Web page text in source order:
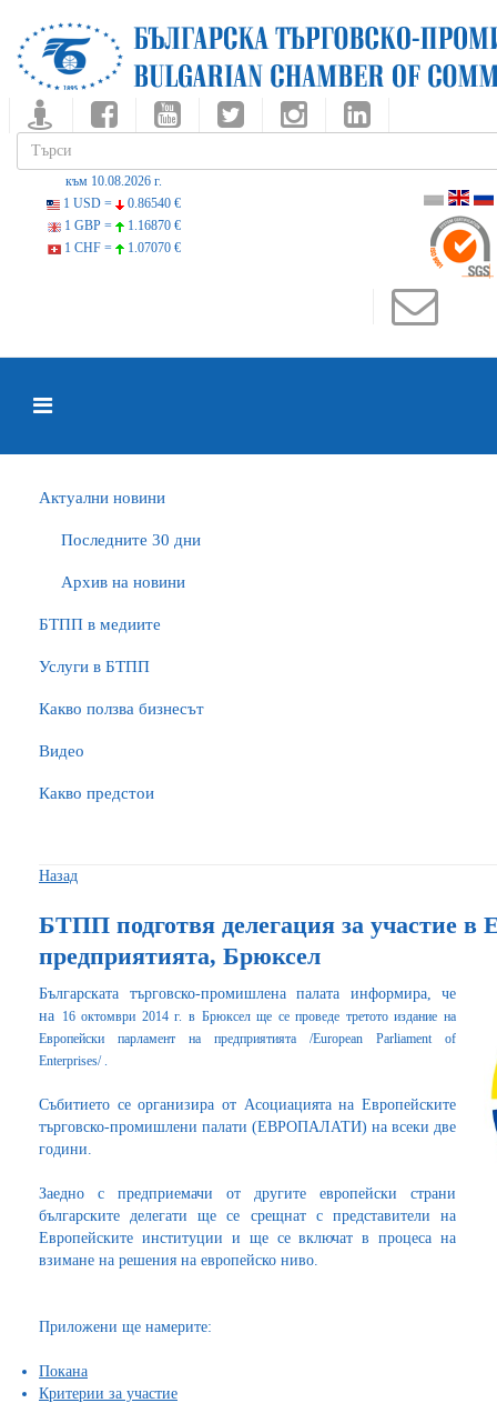
към 10.08.2026 г.
1 USD =
0.86540 €
1 GBP =
1.16870 €
1 CHF =
1.07070 €
Актуални новини
Последните 30 дни
Архив на новини
БTПП в медиите
Услуги в БТПП
Какво ползва бизнесът
Видео
Какво предстои
Назад
БТПП подготвя делегация за участие в
предприятията, Брюксел
Българската търговско-промишлена палата информира, че
на 16 октомври 2014 г. в Брюксел ще се проведе третото издание на
Европейски парламент на предприятията /European Parliament of
Enterprises/ .
Събитието се организира от Асоциацията на Европейските
търговско-промишлени палати (ЕВРОПАЛАТИ) на всеки две
години.
Заедно с предприемачи от другите европейски страни
българските делегати ще се срещнат с представители на
Европейските институции и ще се включат в процеса на
взимане на решения на европейско ниво.
Приложени ще намерите:
Покана
Критерии за участие